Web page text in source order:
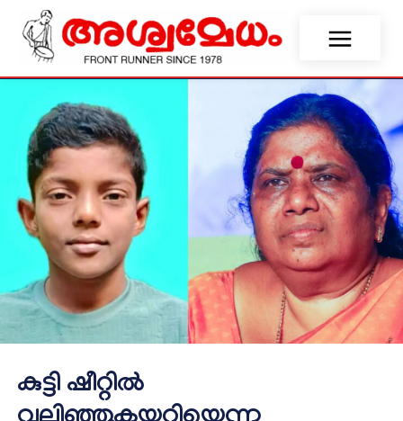
കുട്ടി ഷീറ്റിൽ